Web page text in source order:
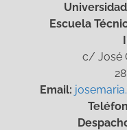
Escuela
c/ José
Email: